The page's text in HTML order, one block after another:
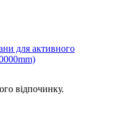
відпочинку.